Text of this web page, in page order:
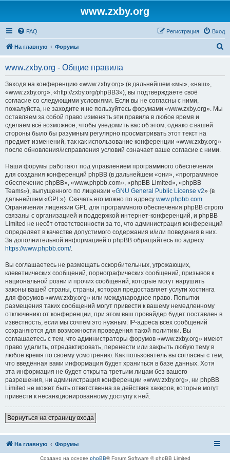
www.zxby.org
FAQ Вход
Регистрация
На главную Форумы
www.zxby.org - Общие правила
Заходя на конференцию «www.zxby.org» (в дальнейшем «мы», «наш»,
«www.zxby.org», «http://zxby.org/phpBB3»), вы подтверждаете своё
согласие со следующими условиями. Если вы не согласны с ними,
пожалуйста, не заходите и не пользуйтесь форумами «www.zxby.org». Мы
оставляем за собой право изменять эти правила в любое время и
сделаем всё возможное, чтобы уведомить вас об этом, однако с вашей
стороны было бы разумным регулярно просматривать этот текст на
предмет изменений, так как использование конференции «www.zxby.org»
после обновления/исправления условий означает ваше согласие с ними.
Наши форумы работают под управлением программного обеспечения
для создания конференций phpBB (в дальнейшем «они», «программное
обеспечение phpBB», «www.phpbb.com», «phpBB Limited», «phpBB
Teams»), выпущенного по лицензии «GNU General Public License v2» (в
дальнейшем «GPL»). Скачать его можно по адресу www.phpbb.com.
Ограничения лицензии GPL для программного обеспечения phpBB строго
связаны с организацией и поддержкой интернет-конференций, и phpBB
Limited не несёт ответственности за то, что администрация конференций
определяет в качестве допустимого содержания и/или поведения в них.
За дополнительной информацией о phpBB обращайтесь по адресу
https://www.phpbb.com/.
Вы соглашаетесь не размещать оскорбительных, угрожающих,
клеветнических сообщений, порнографических сообщений, призывов к
национальной розни и прочих сообщений, которые могут нарушить
законы вашей страны, страны, которая предоставляет услуги хостинга
для форумов «www.zxby.org» или международное право. Попытки
размещения таких сообщений могут привести к вашему немедленному
отключению от конференции, при этом ваш провайдер будет поставлен в
известность, если мы сочтём это нужным. IP-адреса всех сообщений
сохраняются для возможности проведения такой политики. Вы
соглашаетесь с тем, что администраторы форумов «www.zxby.org» имеют
право удалить, отредактировать, перенести или закрыть любую тему в
любое время по своему усмотрению. Как пользователь вы согласны с тем,
что введённая вами информация будет храниться в базе данных. Хотя
эта информация не будет открыта третьим лицам без вашего
разрешения, ни администрация конференции «www.zxby.org», ни phpBB
Limited не может быть ответственна за действия хакеров, которые могут
привести к несанкционированному доступу к ней.
Вернуться на страницу входа
На главную Форумы
Создано на основе phpBB® Forum Software © phpBB Limited